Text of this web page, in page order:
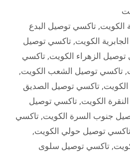
الكويت,تاكسي توصيل البدع
الكويت, تاكسي توصيل
الزهراء الكويت, تاكسي
, تاكسي توصيل الشعب الكويت,
, تاكسي توصيل الصديق
الكويت, تاكسي توصيل
جنوب السرة الكويت, تاكسي
توصيل حولي الكويت,
, تاكسي توصيل سلوى